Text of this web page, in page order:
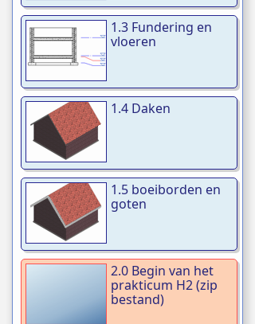
1.3 Fundering en
vloeren
1.4 Daken
1.5 boeiborden en
goten
2.0 Begin van het
prakticum H2 (zip
bestand)